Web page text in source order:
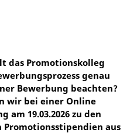
das Promotionskolleg
genau
Bewerbung beachten?
wir bei einer Online
19.03.2026 zu den
aus